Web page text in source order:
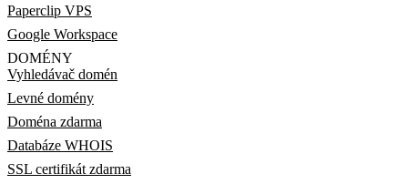
Paperclip VPS
Google Workspace
DOMÉNY
Vyhledávač domén
Levné domény
Doména zdarma
Databáze WHOIS
SSL certifikát zdarma